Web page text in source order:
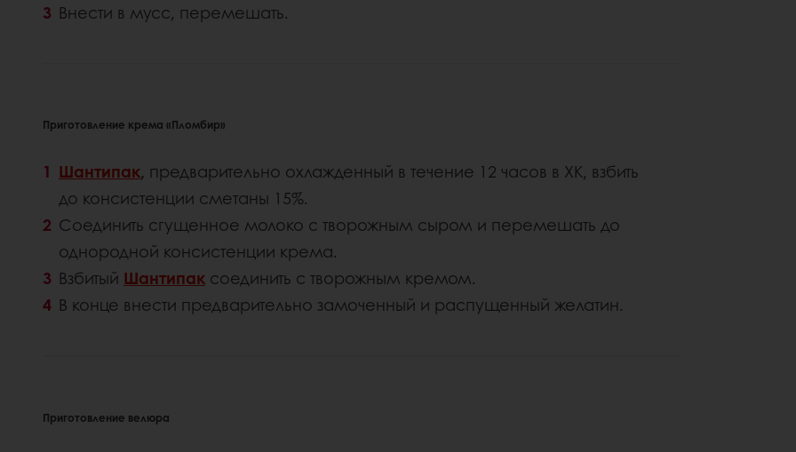
Внести в мусс, перемешать.
Приготовление крема «Пломбир»
Шантипак, предварительно охлажденный в течение 12 часов в ХК, взбить
до консистенции сметаны 15%.
Соединить сгущенное молоко с творожным сыром и перемешать до
однородной консистенции крема.
Взбитый Шантипак соединить с творожным кремом.
В конце внести предварительно замоченный и распущенный желатин.
Приготовление велюра